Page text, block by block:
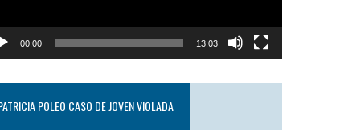
00:00 13:03
POLEO CASO DE JOVEN VIOLADA